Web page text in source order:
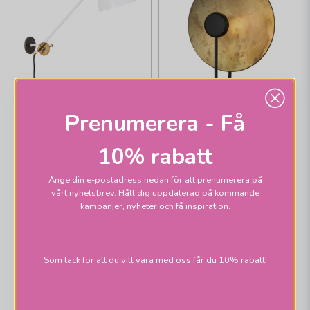
KH#1 vägglampor
Prenumerera - Få
10% rabatt
Ange din e-postadress nedan för att prenumerera på
vårt nyhetsbrev. Håll dig uppdaterad på kommande
kampanjer, nyheter och få inspiration.
Som tack för att du vill vara med oss får du 10% rabatt!